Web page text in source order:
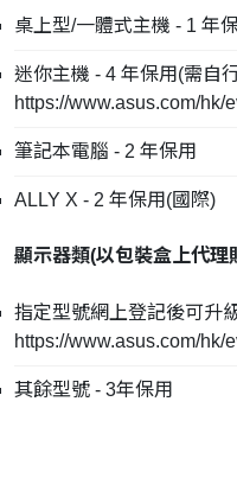
桌上型/一體式主機 - 1 年
迷你主機 - 4 年保用(需自
https://www.asus.com/
筆記本電腦 - 2 年保用
ALLY X - 2 年保用(國際)
顯示器類(以包裝盒上代理
指定型號網上登記後可升
https://www.asus.com/hk/
其餘型號 - 3年保用